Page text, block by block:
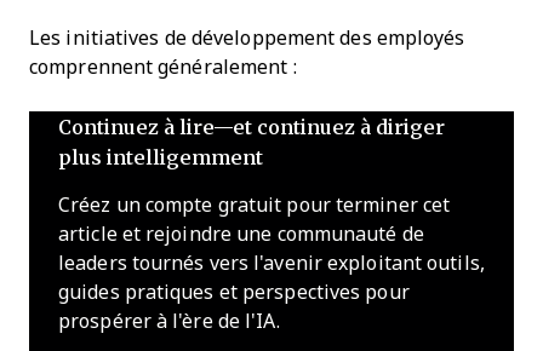
Les initiatives de développement des employés
comprennent généralement :
Continuez à lire—et continuez à diriger
plus intelligemment
Créez un compte gratuit pour terminer cet
article et rejoindre une communauté de
leaders tournés vers l'avenir exploitant outils,
guides pratiques et perspectives pour
prospérer à l'ère de l'IA.